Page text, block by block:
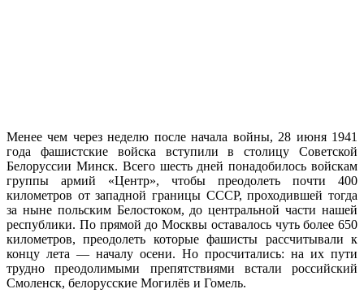
Менее чем через неделю по­сле начала войны, 28 июня 1941
года фашистские во­йска вступили в столицу Советской
Белоруссии Минск. Всего шесть дней понадобилось войскам
группы ар­мий «Центр», чтобы преодолеть поч­ти 400
километров от западной грани­цы СССР, проходившей тогда
за ныне польским Белостоком, до централь­ной части нашей
республики. По пря­мой до Москвы оставалось чуть более 650
километров, преодолеть которые фашисты рассчитывали к
концу ле­та — началу осени. Но просчитались: на их пути
трудно преодолимыми пре­пятствиями встали российский
Смо­ленск, белорусские Могилёв и Гомель.